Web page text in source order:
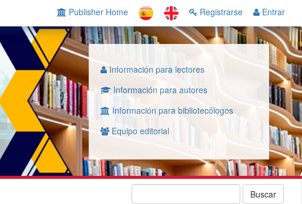
Publisher Home Registrarse Entrar
Información para lectores
Información para autores
Información para bibliotecólogos
Equipo editorial
Buscar